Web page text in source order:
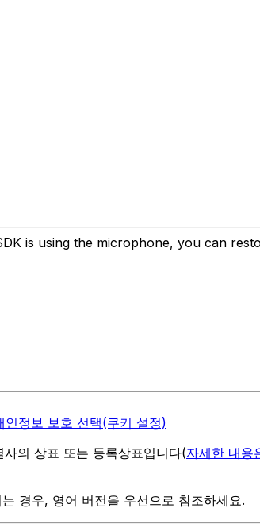
is using the microphone, you can
인정보 보호 선택(쿠키 설정)
의 상표 또는 등록상표입니다(자세한 내용
경우, 영어 버전을 우선으로 참조하세요.